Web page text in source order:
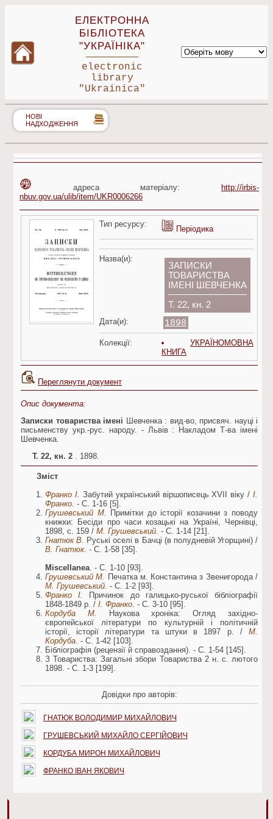
ЕЛЕКТРОННА
БІБЛІОТЕКА
"УКРАЇНІКА"
electronic
library
"Ukrainica"
НОВІ
НАДХОДЖЕННЯ
адреса матеріалу:
http://irbis-
nbuv.gov.ua/ulib/item/UKR0006266
Тип ресурсу:
Періодика
Назва(и):
ЗАПИСКИ
ТОВАРИСТВА
ІМЕНІ ШЕВЧЕНКА
Т. 22, кн. 2
Дата(и): 1898
Колекції:
УКРАЇНОМОВНА
КНИГА
Переглянути документ
Опис документа:
Записки товариства імені Шевченка : вид-во, присвяч. науці і
письменству укр.-рус. народу. - Львів : Накладом Т-ва імені
Шевченка.
Т. 22, кн. 2 . 1898.
Зміст
Франко І. Забутий український віршописець XVII віку / І.
Франко. - С. 1-16 [5].
Грушевський М.
Примітки до історії козачини з поводу
книжки: Бесіди про часи козацькі на Україні, Чернівці,
1898, с. 159 / М. Грушевський. - С. 1-14 [21].
Гнатюк В. Руські оселі в Бачці (в полудневій Угорщині) /
В. Гнатюк. - С. 1-58 [35].
Miscellanea. - С. 1-10 [93].
Грушевський М. Печатка м. Константина з Звенигорода /
М. Грушевський. - С. 1-2 [93].
Франко І.
Причинок до галицько-руської бібліографії
1848-1849 р. / І. Франко. - С. 3-10 [95].
Кордуба М.
Наукова хроніка: Огляд західно-
європейської літератури по культурній і політичній
історії, історії літератури та штуки в 1897 р. / М.
Кордуба. - С. 1-42 [103].
Бібліографія (рецензії й справоздання). - С. 1-54 [145].
З Товариства: Загальні збори Товариства 2 н. с. лютого
1898. - С. 1-3 [199].
Довідки про авторів:
ГНАТЮК ВОЛОДИМИР МИХАЙЛОВИЧ
ГРУШЕВСЬКИЙ МИХАЙЛО СЕРГІЙОВИЧ
КОРДУБА МИРОН МИХАЙЛОВИЧ
ФРАНКО ІВАН ЯКОВИЧ